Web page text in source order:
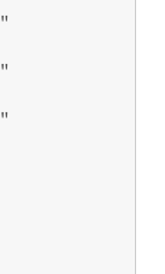
"
"
"